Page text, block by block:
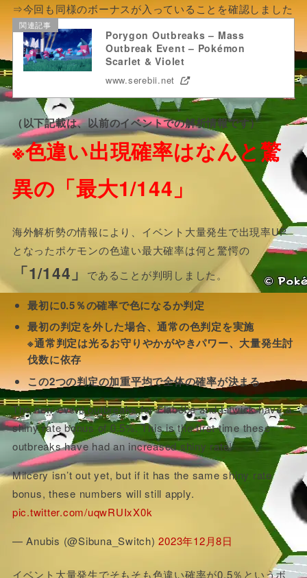
⇒今回も同様のボーナスが入っていることを確認しました
関連記事
Porygon Outbreaks – Mass
Outbreak Event – Pokémon
Scarlet & Violet
www.serebii.net
（以下記載は、以前のイベントでの解析情報です）
※色違い出現確率はなんと驚
異の「最大1/144」
海外解析勢の情報により、イベント大量発生で出現率UP
となったポケモンの色違い最大確率は何と驚愕の
「1/144」 であることが判明しました。
最初に0.5％の確率で色になるか判定
最初の判定を外した場合、通常の色判定を実施
※通常判定は光るお守りやかがやきパワー、大量発生討
伐数に依存
この2つの判定の加重平均で全体の確率が決まる
The new event outbreaks for Flabébé and Litwick have a
shiny rate bonus of 0.5%. This is the first time these
outbreaks have had an increased shiny rate!
Milcery isn’t out yet, but if it has the same shiny rate
bonus, these numbers will still apply.
pic.twitter.com/uqwRUIxX0k
— Anubis (@Sibuna_Switch)2023年12月8日
イベント大量発生でそもそも色違い確率が0.5％というボ